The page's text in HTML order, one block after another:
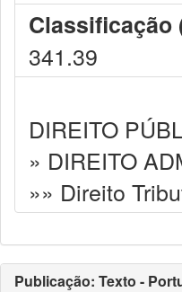
Classificação
341.39
DIREITO
» DIREITO
»» Direito
Publicação: Texto -